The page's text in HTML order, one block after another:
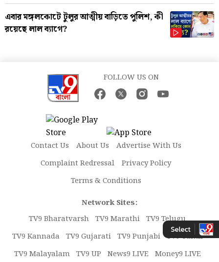
এবার মঙ্গলকোটে টুলুর আত্মীয় বাড়িতে পুলিশ, কী
রয়েছে লাল ব্যাগে?
FOLLOW US ON
Contact Us About Us
Advertise With Us
Complaint Redressal
Privacy Policy
Terms & Conditions
Network Sites:
TV9 Bharatvarsh TV9 Marathi TV9 Telugu
TV9 Kannada TV9 Gujarati TV9 Punjabi TV9 Tamil
TV9 Malayalam TV9 UP News9 LIVE Money9 LIVE